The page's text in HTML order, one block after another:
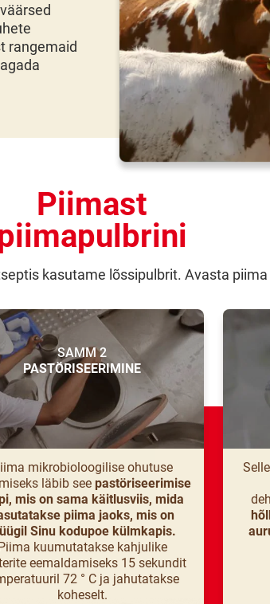
rangemaid
Piimast
kasutame lõssipulbrit. Avasta
SAMM 2
PASTÖRISEERIMINE
mikrobioloogilise ohutuse
läbib see pastöriseerimise
mis on sama käitlusviis, mida
piima jaoks, mis on
Sinu kodupoe külmkapis.
Piima kuumutatakse kahjulike
eemaldamiseks 15 sekundit
72 ° C ja jahutatakse
koheselt.